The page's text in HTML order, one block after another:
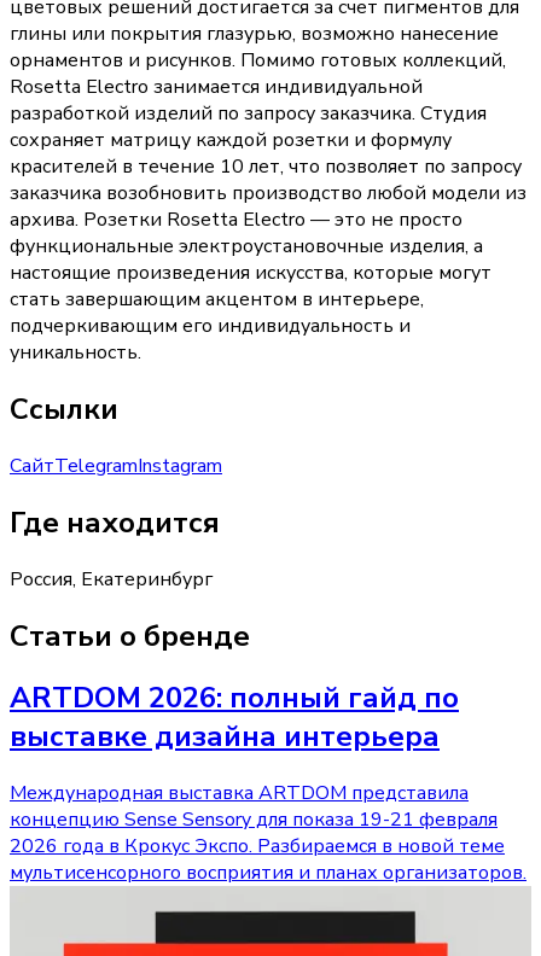
цветовых решений достигается за счет пигментов для
глины или покрытия глазурью, возможно нанесение
орнаментов и рисунков. Помимо готовых коллекций,
Rosetta Electro занимается индивидуальной
разработкой изделий по запросу заказчика. Студия
сохраняет матрицу каждой розетки и формулу
красителей в течение 10 лет, что позволяет по запросу
заказчика возобновить производство любой модели из
архива. Розетки Rosetta Electro — это не просто
функциональные электроустановочные изделия, а
настоящие произведения искусства, которые могут
стать завершающим акцентом в интерьере,
подчеркивающим его индивидуальность и
уникальность.
Ссылки
СайтTelegramInstagram
Где находится
Россия, Екатеринбург
Статьи о бренде
ARTDOM 2026: полный гайд по
выставке дизайна интерьера
Международная выставка ARTDOM представила
концепцию Sense Sensory для показа 19-21 февраля
2026 года в Крокус Экспо. Разбираемся в новой теме
мультисенсорного восприятия и планах организаторов.